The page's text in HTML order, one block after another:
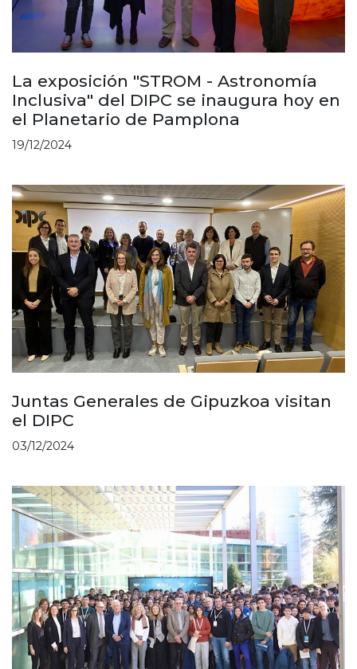
La exposición "STROM - Astronomía
Inclusiva" del DIPC se inaugura hoy en
el Planetario de Pamplona
19/12/2024
Juntas Generales de Gipuzkoa visitan
el DIPC
03/12/2024